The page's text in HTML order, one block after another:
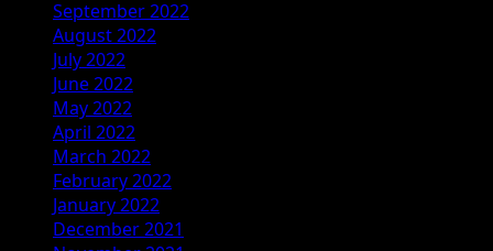
September 2022
August 2022
July 2022
June 2022
May 2022
April 2022
March 2022
February 2022
January 2022
December 2021